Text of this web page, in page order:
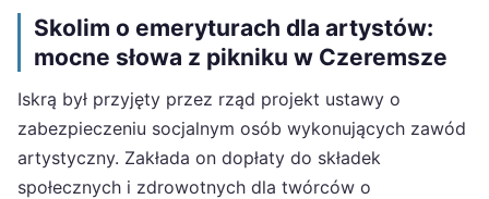
Skolim o emeryturach dla artystów:
mocne słowa z pikniku w Czeremsze
Iskrą był przyjęty przez rząd projekt ustawy o
zabezpieczeniu socjalnym osób wykonujących zawód
artystyczny. Zakłada on dopłaty do składek
społecznych i zdrowotnych dla twórców o